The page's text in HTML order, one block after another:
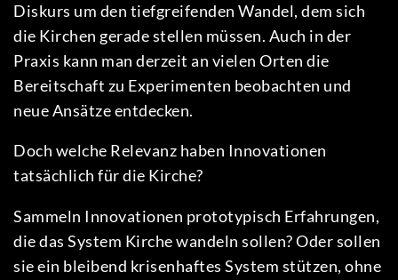
Diskurs um den tiefgreifenden Wandel, dem sich
die Kirchen gerade stellen müssen. Auch in der
Praxis kann man derzeit an vielen Orten die
Bereitschaft zu Experimenten beobachten und
neue Ansätze entdecken.
Doch welche Relevanz haben Innovationen
tatsächlich für die Kirche?
Sammeln Innovationen prototypisch Erfahrungen,
die das System Kirche wandeln sollen? Oder sollen
sie ein bleibend krisenhaftes System stützen, ohne